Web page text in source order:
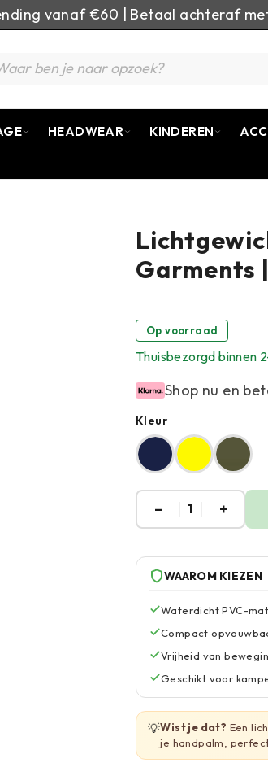
vanaf €60 | Betaal achteraf
HEADWEAR KINDEREN
Garments
Op voorraad
Thuisbezorgd binnen
Shop nu en
Kleur
– 1 +
WAAROM KIEZEN
Waterdicht PVC-
Compact
Vrijheid van
Geschikt voor
💡Wist je dat? Een
je handpalm,